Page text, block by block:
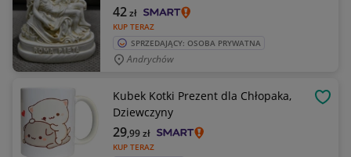
KUP TERAZ
42zł
SPRZEDAJĄCY: OSOBA PRYWATNA
Andrychów
Kubek Kotki Prezent dla Chłopaka,
Dziewczyny
KUP TERAZ
29,99zł